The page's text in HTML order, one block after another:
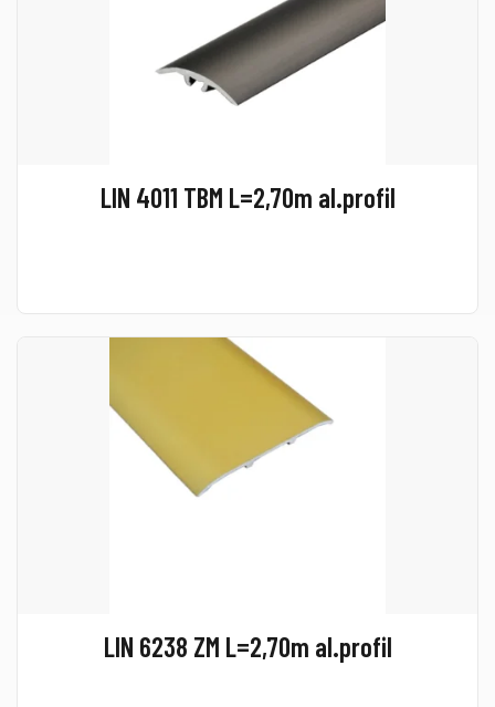
LIN 4011 TBM L=2,70m al.profil
LIN 6238 ZM L=2,70m al.profil